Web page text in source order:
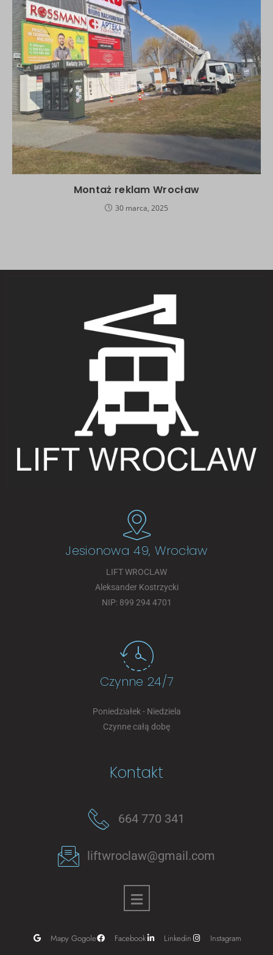
Montaż reklam Wrocław
30 marca, 2025
Jesionowa 49, Wrocław
LIFT WROCLAW
Aleksander Kostrzycki
NIP: 899 294 4701
Czynne 24/7
Poniedziałek - Niedziela
Czynne całą dobę
Kontakt
664 770 341
liftwroclaw@gmail.com
Mapy Gogole Facebook Linkedin Instagram